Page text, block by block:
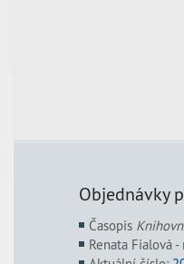
Objednávky
Časopis
Renata Fialová